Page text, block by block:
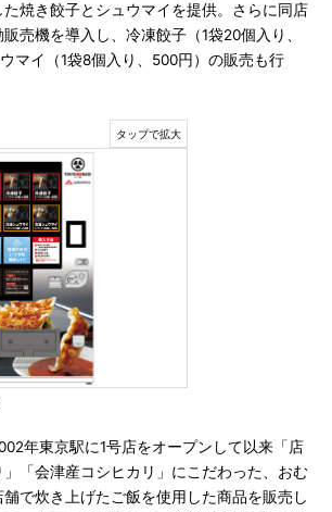
た焼き餃子とシュウマイを提供。さらに同店
売機を導入し、冷凍餃子（1袋20個入り、
マイ（1袋8個入り、500円）の販売も行
年東京駅に1号店をオープンして以来「店
「会津産コシヒカリ」にこだわった、おむ
で炊き上げたご飯を使用した商品を販売し